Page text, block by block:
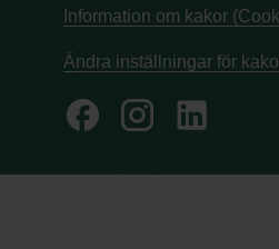
Information om kakor
Ändra inställningar för
facebook